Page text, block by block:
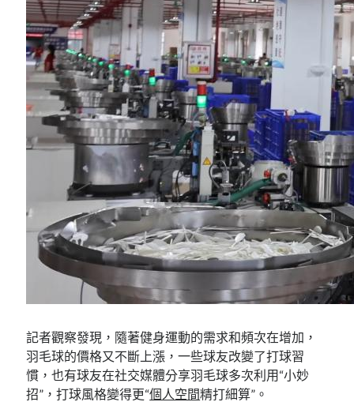
記者觀察發現，隨著健身運動的需求和頻次在增加，
羽毛球的價格又不斷上漲，一些球友改變了打球習
慣，也有球友在社交媒體分享羽毛球多次利用“小妙
招”，打球風格變得更“個人空間精打細算”。